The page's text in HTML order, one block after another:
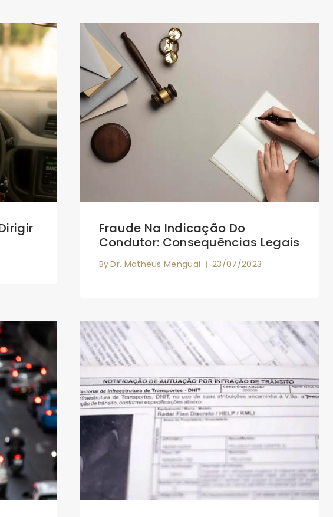
Fraude Na Indicação Do
Condutor: Consequências Legais
ByDr. Matheus Mengual 23/07/2023